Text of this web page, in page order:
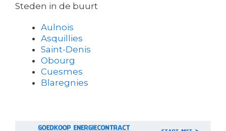
Steden in de buurt
Aulnois
Asquillies
Saint-Denis
Obourg
Cuesmes
Blaregnies